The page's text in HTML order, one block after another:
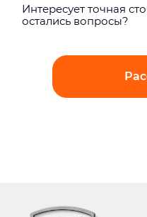
Интерeсует точная
остались вопросы?